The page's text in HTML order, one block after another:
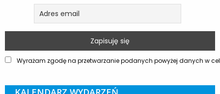
Wyrażam zgodę na przetwarzanie podanych powyżej danych w